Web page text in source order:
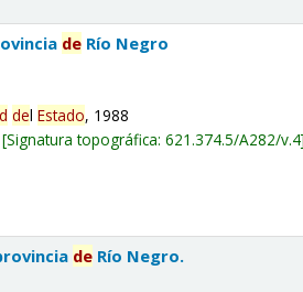
de Río Negro
delEstado, 1988
Signatura topográfica:621.374.5/A282/v.4
de Río Negro.